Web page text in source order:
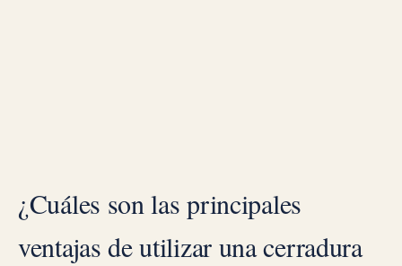
¿Cuáles son las principales
ventajas de utilizar una cerradura